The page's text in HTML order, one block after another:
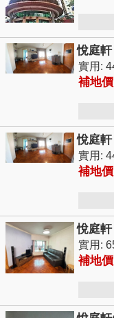
悅庭
實用:
補地
悅庭軒
實用:
補地
悅庭軒
實用:
補地